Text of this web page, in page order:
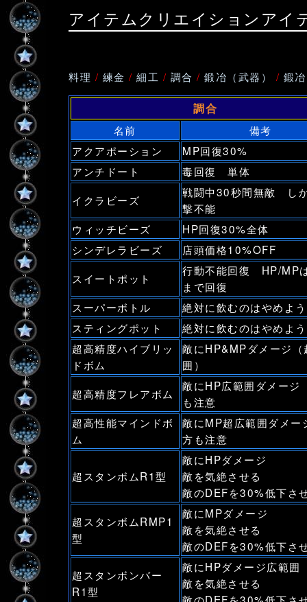
アイテムクリエイションアイ
料理 / 練金 /細工 / 調合 /鍛冶（武器） / 鍛
調合
名前
備考
アクアポーション
MP回復30%
アンチドート
毒回復 単体
イクラビーズ
戦闘中30秒間無敵 し
撃不能
ウィッチビーズ
HP回復30%全体
シンデレラビーズ
店頭価格10%OFF
スイートポット
行動不能回復 HP/MP
まで回復
スーパーボトル
絶対に飲むのはやめよう
スティングポット
絶対に飲むのはやめよう
超高精度ハイブリッ
ドボム
敵にHP&MPダメージ（
囲）
超高精度フレアボム
敵にHP広範囲ダメー
も注意
超高性能マインドボ
ム
敵にMP超広範囲ダメ
方も注意
超スタンボムR1型
敵にHPダメージ
敵を気絶させる
敵のDEFを30%低下さ
超スタンボムRMP1
型
敵にMPダメージ
敵を気絶させる
敵のDEFを30%低下さ
超スタンボンバー
R1型
敵にHPダメージ広範囲
敵を気絶させる